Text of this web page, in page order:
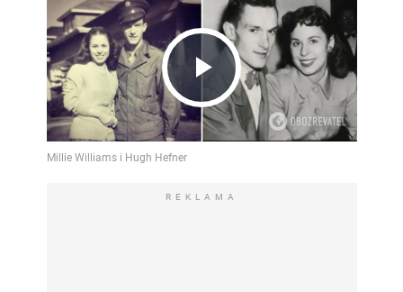
Play
Video
REKLAMA